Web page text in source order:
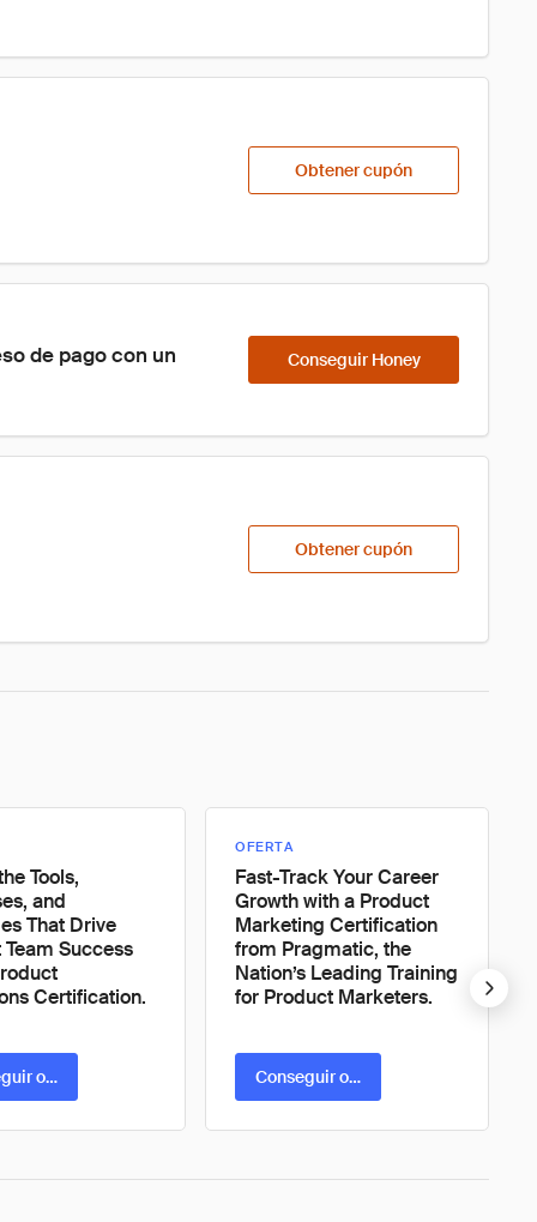
Obtener cupón
de pago con un Conseguir Honey
Obtener cupón
Tools,
and
That Drive
Success
Certification.
oferta
OFERTA
Fast-Track Your Career
Growth with a Product
Marketing Certification
from Pragmatic, the
Nation’s Leading Training
for Product Marketers.
Conseguir oferta